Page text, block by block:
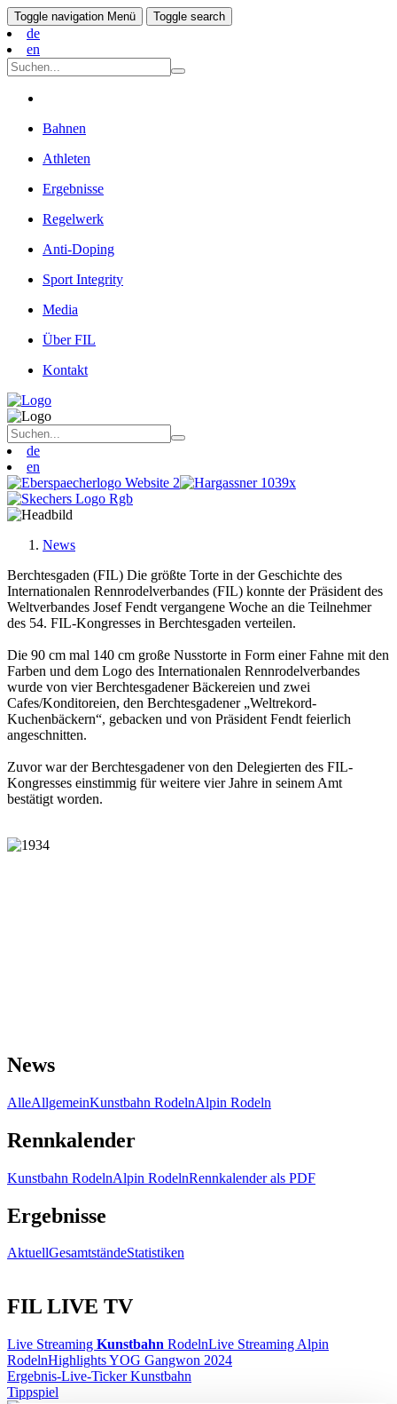
Toggle navigation Menü Toggle search
de
en
Bahnen
Athleten
Ergebnisse
Regelwerk
Anti-Doping
Sport Integrity
Media
Über FIL
Kontakt
de
en
News
Berchtesgaden (FIL) Die größte Torte in der Geschichte des
Internationalen Rennrodelverbandes (FIL) konnte der Präsident des
Weltverbandes Josef Fendt vergangene Woche an die Teilnehmer
des 54. FIL-Kongresses in Berchtesgaden verteilen.
Die 90 cm mal 140 cm große Nusstorte in Form einer Fahne mit den
Farben und dem Logo des Internationalen Rennrodelverbandes
wurde von vier Berchtesgadener Bäckereien und zwei
Cafes/Konditoreien, den Berchtesgadener „Weltrekord-
Kuchenbäckern“, gebacken und von Präsident Fendt feierlich
angeschnitten.
Zuvor war der Berchtesgadener von den Delegierten des FIL-
Kongresses einstimmig für weitere vier Jahre in seinem Amt
bestätigt worden.
News
AlleAllgemeinKunstbahn RodelnAlpin Rodeln
Rennkalender
Kunstbahn RodelnAlpin RodelnRennkalender als PDF
Ergebnisse
AktuellGesamtständeStatistiken
FIL LIVE TV
Live Streaming Kunstbahn RodelnLive Streaming Alpin
RodelnHighlights YOG Gangwon 2024
Ergebnis-Live-Ticker Kunstbahn
Tippspiel